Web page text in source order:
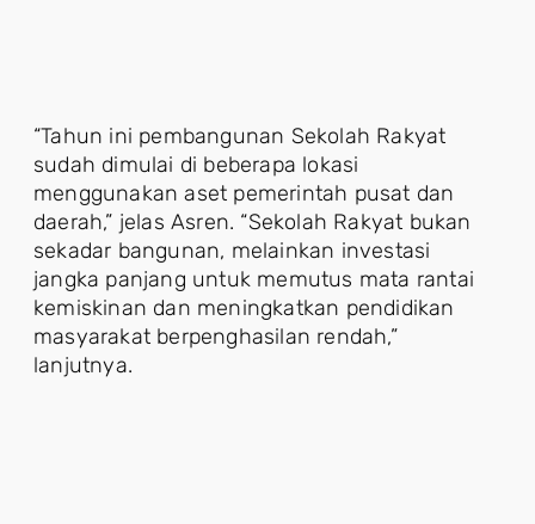
“Tahun ini pembangunan Sekolah Rakyat
sudah dimulai di beberapa lokasi
menggunakan aset pemerintah pusat dan
daerah,” jelas Asren. “Sekolah Rakyat bukan
sekadar bangunan, melainkan investasi
jangka panjang untuk memutus mata rantai
kemiskinan dan meningkatkan pendidikan
masyarakat berpenghasilan rendah,”
lanjutnya.